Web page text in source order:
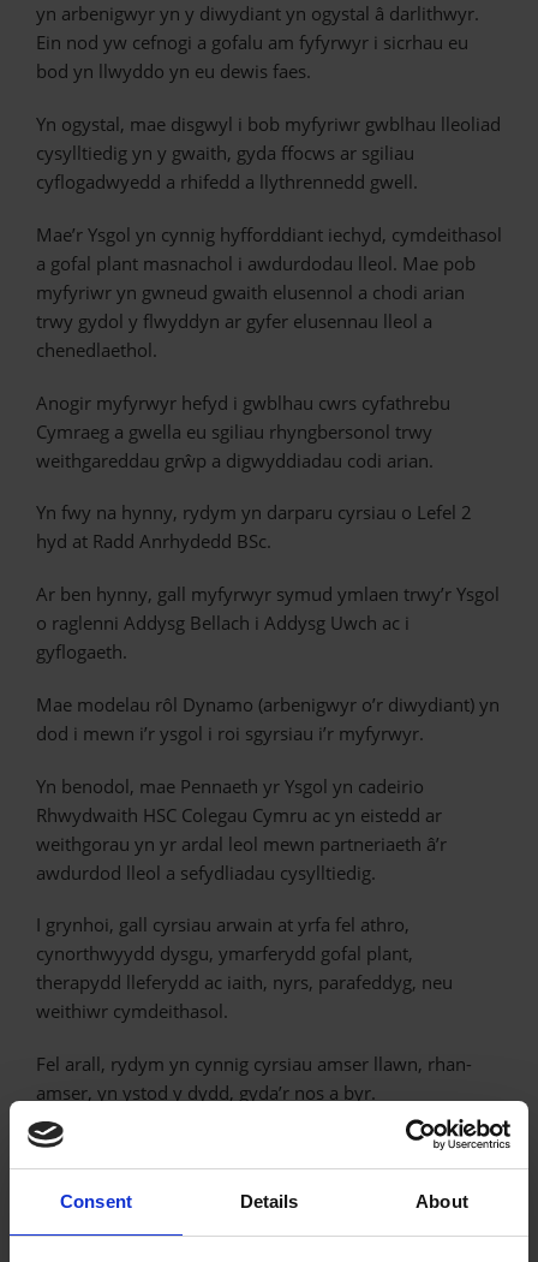
Consent Details About
yn arbenigwyr yn y diwydiant yn ogystal â darlithwyr.
Ein nod yw cefnogi a gofalu am fyfyrwyr i sicrhau eu
bod yn llwyddo yn eu dewis faes.
Yn ogystal, mae disgwyl i bob myfyriwr gwblhau lleoliad
cysylltiedig yn y gwaith, gyda ffocws ar sgiliau
cyflogadwyedd a rhifedd a llythrennedd gwell.
Mae’r Ysgol yn cynnig hyfforddiant iechyd, cymdeithasol
a gofal plant masnachol i awdurdodau lleol. Mae pob
myfyriwr yn gwneud gwaith elusennol a chodi arian
trwy gydol y flwyddyn ar gyfer elusennau lleol a
chenedlaethol.
Anogir myfyrwyr hefyd i gwblhau cwrs cyfathrebu
Cymraeg a gwella eu sgiliau rhyngbersonol trwy
weithgareddau grŵp a digwyddiadau codi arian.
Yn fwy na hynny, rydym yn darparu cyrsiau o Lefel 2
hyd at Radd Anrhydedd BSc.
Ar ben hynny, gall myfyrwyr symud ymlaen trwy’r Ysgol
o raglenni Addysg Bellach i Addysg Uwch ac i
gyflogaeth.
Mae modelau rôl Dynamo (arbenigwyr o’r diwydiant) yn
dod i mewn i’r ysgol i roi sgyrsiau i’r myfyrwyr.
Yn benodol, mae Pennaeth yr Ysgol yn cadeirio
Rhwydwaith HSC Colegau Cymru ac yn eistedd ar
weithgorau yn yr ardal leol mewn partneriaeth â’r
awdurdod lleol a sefydliadau cysylltiedig.
I grynhoi, gall cyrsiau arwain at yrfa fel athro,
cynorthwyydd dysgu, ymarferydd gofal plant,
therapydd lleferydd ac iaith, nyrs, parafeddyg, neu
weithiwr cymdeithasol.
Fel arall, rydym yn cynnig cyrsiau amser llawn, rhan-
amser, yn ystod y dydd, gyda’r nos a byr.
DILYNWCH NI AR GYFRYNGAU CYMDEITHASOL